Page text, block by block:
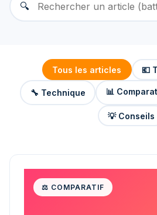
🔍
Tous les articles 💶
🔧 Technique 📊
💡 Conseils
⚖️ COMPARATIF